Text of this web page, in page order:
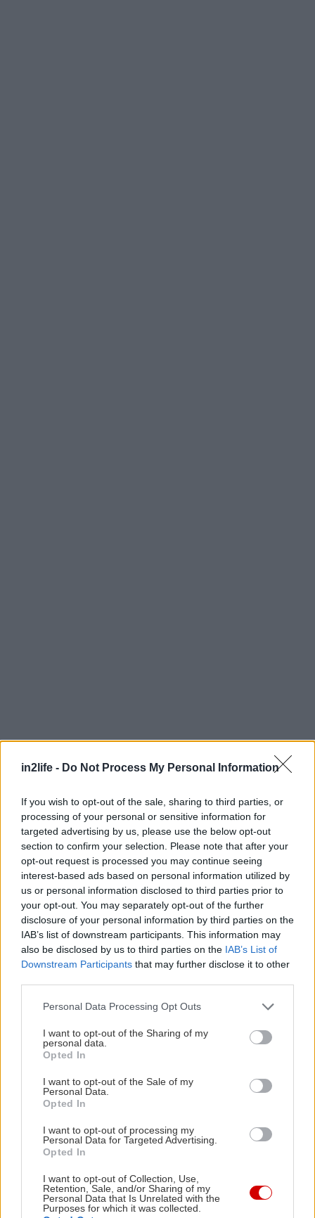
in2life - Do Not Process My Personal Information
If you wish to opt-out of the sale, sharing to third parties, or
processing of your personal or sensitive information for
targeted advertising by us, please use the below opt-out
section to confirm your selection. Please note that after your
opt-out request is processed you may continue seeing
interest-based ads based on personal information utilized by
us or personal information disclosed to third parties prior to
your opt-out. You may separately opt-out of the further
disclosure of your personal information by third parties on the
IAB’s list of downstream participants. This information may
also be disclosed by us to third parties on the IAB’s List of
Downstream Participants that may further disclose it to other
Please note that this website/app uses one or more Google
not limited to your visit or usage behaviour. You may click to
grant or deny consent to Google and its third-party tags to
use your data for below specified purposes in below Google
consent section.
Personal Data Processing Opt Outs
I want to opt-out of the Sharing of my
personal data.
Opted In
I want to opt-out of the Sale of my
Personal Data.
Opted In
I want to opt-out of processing my
Personal Data for Targeted Advertising.
Opted In
I want to opt-out of Collection, Use,
Retention, Sale, and/or Sharing of my
Personal Data that Is Unrelated with the
Purposes for which it was collected.
Γεννήθηκε τον Νοέμβριο του 2005, βρήκε τον δρόμο της
(μαζί με την έμπνευση) στα στενά της Αθήνας, κι από τότε
Αμετανόητα περίεργη, θα πάει με την ίδια ευκολία σε
συνοικιακά κουτούκια και σε τρέντι μπαρ, και θα σου μιλήσει
με τον ίδιο ενθουσιασμό για τα ταξίδια της, τα νέα της
ημέρας, τα θέατρα της πόλης, τις παλαβομάρες του ίντερνετ
και τις τελευταίες τάσεις σε διατροφή και άσκηση. Υπόσχεται
Αναζήτηση